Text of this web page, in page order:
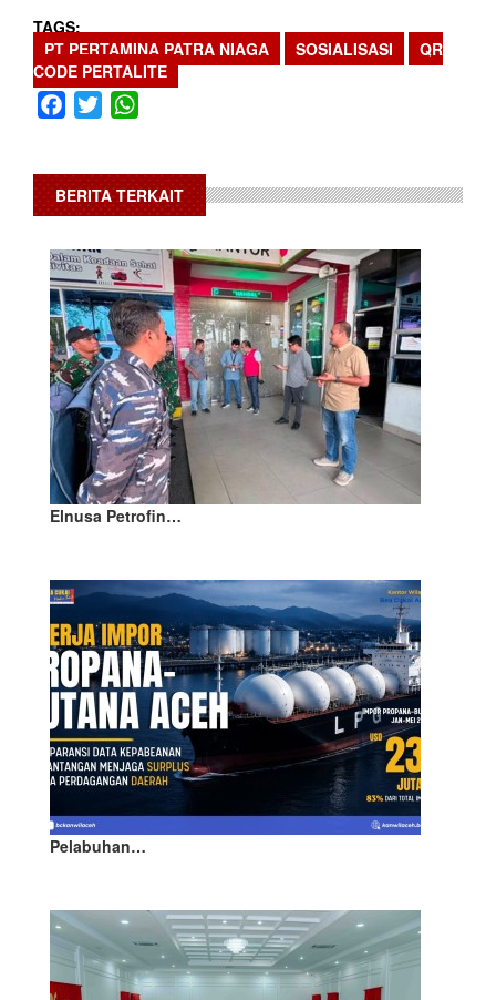
TAGS
PT PERTAMINA PATRA NIAGA
SOSIALISASI
QR
CODE PERTALITE
Facebook
Twitter
BERITA TERKAIT
Elnusa Petrofin…
Pelabuhan…